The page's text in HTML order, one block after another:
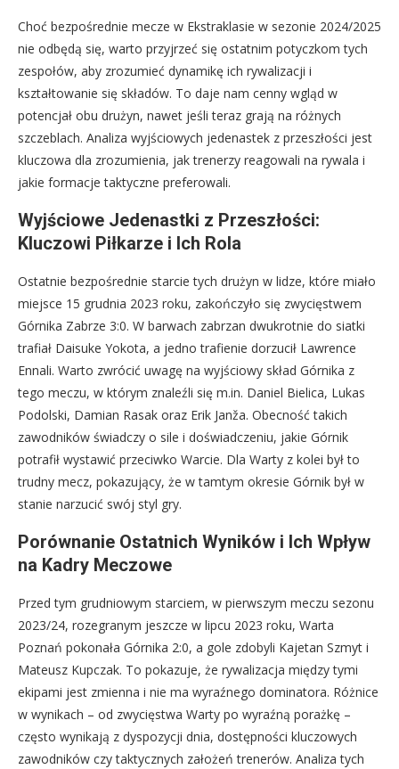
Choć bezpośrednie mecze w Ekstraklasie w sezonie 2024/2025
nie odbędą się, warto przyjrzeć się ostatnim potyczkom tych
zespołów, aby zrozumieć dynamikę ich rywalizacji i
kształtowanie się składów. To daje nam cenny wgląd w
potencjał obu drużyn, nawet jeśli teraz grają na różnych
szczeblach. Analiza wyjściowych jedenastek z przeszłości jest
kluczowa dla zrozumienia, jak trenerzy reagowali na rywala i
jakie formacje taktyczne preferowali.
Wyjściowe Jedenastki z Przeszłości:
Kluczowi Piłkarze i Ich Rola
Ostatnie bezpośrednie starcie tych drużyn w lidze, które miało
miejsce 15 grudnia 2023 roku, zakończyło się zwycięstwem
Górnika Zabrze 3:0. W barwach zabrzan dwukrotnie do siatki
trafiał Daisuke Yokota, a jedno trafienie dorzucił Lawrence
Ennali. Warto zwrócić uwagę na wyjściowy skład Górnika z
tego meczu, w którym znaleźli się m.in. Daniel Bielica, Lukas
Podolski, Damian Rasak oraz Erik Janža. Obecność takich
zawodników świadczy o sile i doświadczeniu, jakie Górnik
potrafił wystawić przeciwko Warcie. Dla Warty z kolei był to
trudny mecz, pokazujący, że w tamtym okresie Górnik był w
stanie narzucić swój styl gry.
Porównanie Ostatnich Wyników i Ich Wpływ
na Kadry Meczowe
Przed tym grudniowym starciem, w pierwszym meczu sezonu
2023/24, rozegranym jeszcze w lipcu 2023 roku, Warta
Poznań pokonała Górnika 2:0, a gole zdobyli Kajetan Szmyt i
Mateusz Kupczak. To pokazuje, że rywalizacja między tymi
ekipami jest zmienna i nie ma wyraźnego dominatora. Różnice
w wynikach – od zwycięstwa Warty po wyraźną porażkę –
często wynikają z dyspozycji dnia, dostępności kluczowych
zawodników czy taktycznych założeń trenerów. Analiza tych